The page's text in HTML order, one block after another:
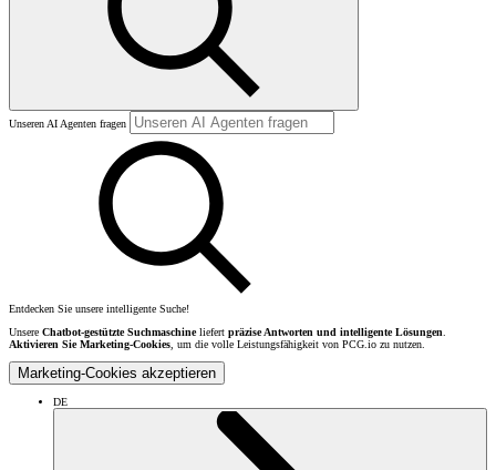
Unseren AI Agenten fragen
Entdecken Sie unsere intelligente Suche!
Unsere Chatbot-gestützte Suchmaschineliefert präzise Antworten und intelligente Lösungen.
Aktivieren Sie Marketing-Cookies, um die volle Leistungsfähigkeit von PCG.io zu nutzen.
Marketing-Cookies akzeptieren
DE